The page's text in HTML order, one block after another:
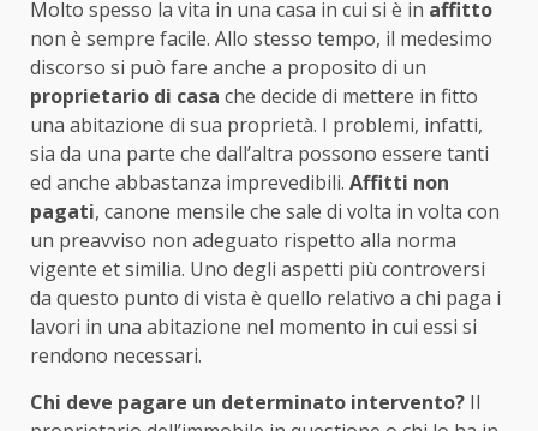
Molto spesso la vita in una casa in cui si è in affitto
non è sempre facile. Allo stesso tempo, il medesimo
discorso si può fare anche a proposito di un
proprietario di casa che decide di mettere in fitto
una abitazione di sua proprietà. I problemi, infatti,
sia da una parte che dall’altra possono essere tanti
ed anche abbastanza imprevedibili. Affitti non
pagati, canone mensile che sale di volta in volta con
un preavviso non adeguato rispetto alla norma
vigente et similia. Uno degli aspetti più controversi
da questo punto di vista è quello relativo a chi paga i
lavori in una abitazione nel momento in cui essi si
rendono necessari.
Chi deve pagare un determinato intervento? Il